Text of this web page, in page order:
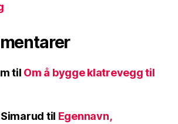
til Om å bygge klatrevegg til
til Egennavn,